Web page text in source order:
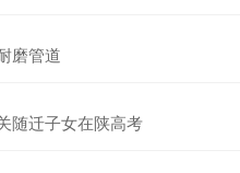
磨管道
随迁子女在陕高考